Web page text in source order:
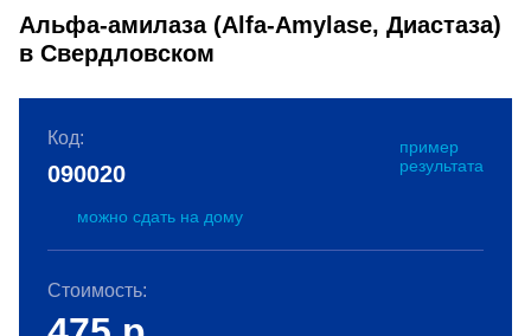
Альфа-амилаза (Alfa-Amylase, Диастаза)
в Свердловском
Код:
пример
результата
090020
можно сдать на дому
Стоимость: